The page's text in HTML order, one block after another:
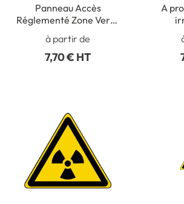
Panneau Accès
Réglementé Zone Verte
Contrôlée - STF 3335S
à partir de
7,70 € HT
A